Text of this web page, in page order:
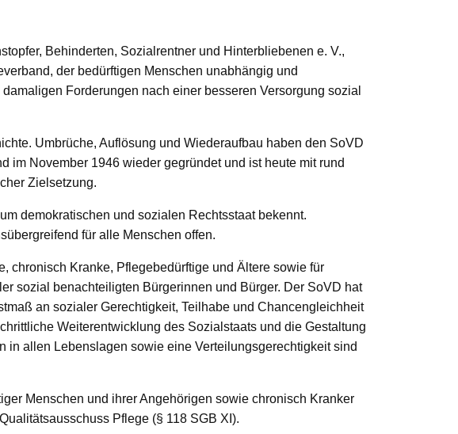
Behinderten, Sozialrentner und Hinterbliebenen e. V.,
der bedürftigen Menschen unabhängig und
Forderungen nach einer besseren Versorgung sozial
Umbrüche, Auflösung und Wiederaufbau haben den SoVD
im November 1946 wieder gegründet und ist heute mit rund
Zielsetzung.
demokratischen und sozialen Rechtsstaat bekennt.
für alle Menschen offen.
chronisch Kranke, Pflegebedürftige und Ältere sowie für
sozial benachteiligten Bürgerinnen und Bürger. Der SoVD hat
an sozialer Gerechtigkeit, Teilhabe und Chancengleichheit
Weiterentwicklung des Sozialstaats und die Gestaltung
allen Lebenslagen sowie eine Verteilungsgerechtigkeit sind
Menschen und ihrer Angehörigen sowie chronisch Kranker
Pflege (§ 118 SGB XI).